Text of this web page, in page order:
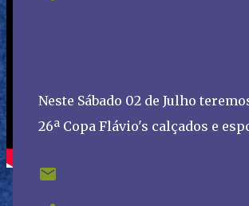
Neste Sábado 02 de Julho
26ª Copa Flávio's calçados e